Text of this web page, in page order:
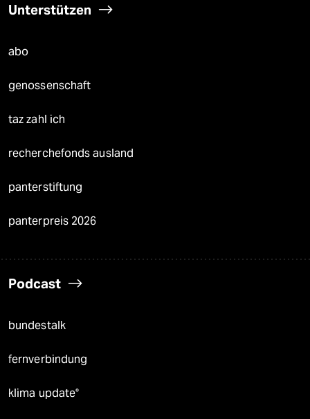
Unterstützen
abo
genossenschaft
taz zahl ich
recherchefonds ausland
panterstiftung
panterpreis 2026
Podcast
bundestalk
fernverbindung
klima update°